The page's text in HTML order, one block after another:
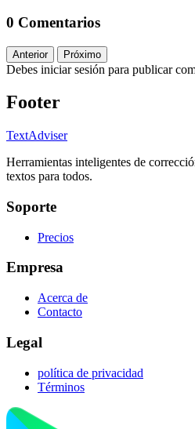
0 Comentarios
Anterior Próximo
Debes iniciar sesión para publicar
Footer
TextAdviser
Herramientas inteligentes de
textos para todos.
Soporte
Precios
Empresa
Acerca de
Contacto
Legal
política de privacidad
Términos